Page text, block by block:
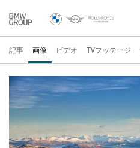
記事 画像 ビデオ TVフッテージ